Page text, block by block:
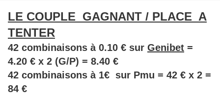
LE COUPLE GAGNANT / PLACE A
TENTER
42 combinaisons à 0.10 € sur Genibet =
4.20 € x 2 (G/P) = 8.40 €
42 combinaisons à 1€ sur Pmu = 42 € x 2 =
84 €